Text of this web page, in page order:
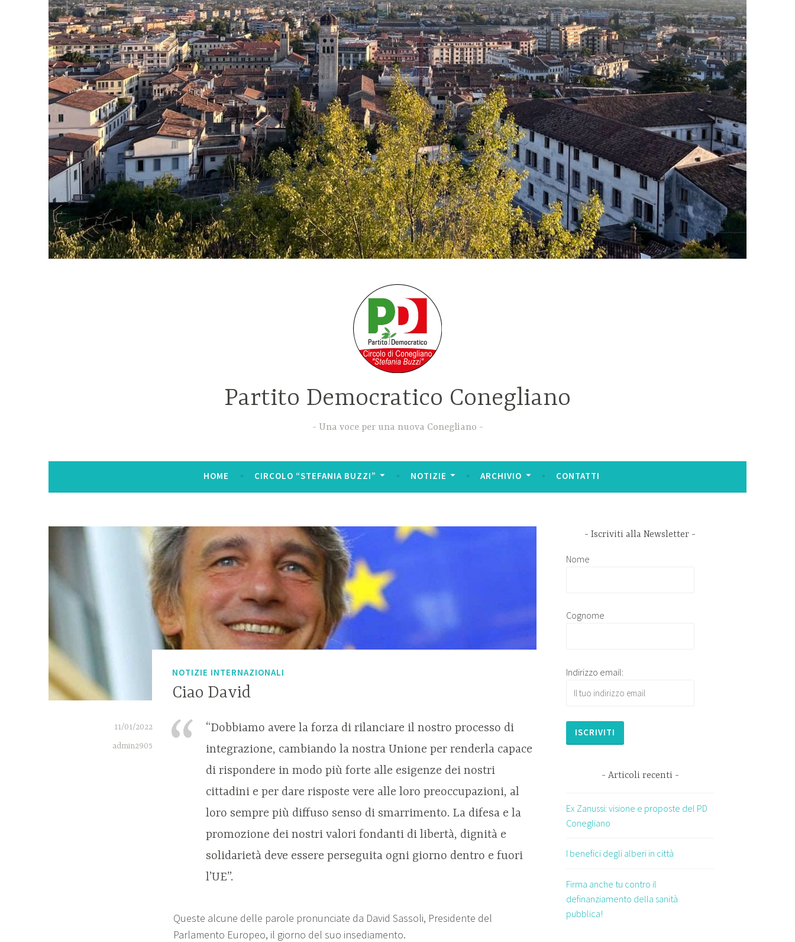
Partito Democratico Conegliano
Una voce per una nuova Conegliano
HOME CIRCOLO “STEFANIA BUZZI” NOTIZIE ARCHIVIO CONTATTI
NOTIZIE INTERNAZIONALI
Ciao David
11/01/2022
admin2905
“Dobbiamo avere la forza di rilanciare il nostro processo di
integrazione, cambiando la nostra Unione per renderla capace
di rispondere in modo più forte alle esigenze dei nostri
cittadini e per dare risposte vere alle loro preoccupazioni, al
loro sempre più diffuso senso di smarrimento. La difesa e la
promozione dei nostri valori fondanti di libertà, dignità e
solidarietà deve essere perseguita ogni giorno dentro e fuori
l’UE”.
Queste alcune delle parole pronunciate da David Sassoli, Presidente del
Parlamento Europeo, il giorno del suo insediamento.
Iscriviti alla Newsletter
Nome
Cognome
Indirizzo email:
Articoli recenti
Ex Zanussi: visione e proposte del PD
Conegliano
I benefici degli alberi in città
Firma anche tu contro il
definanziamento della sanità
pubblica!